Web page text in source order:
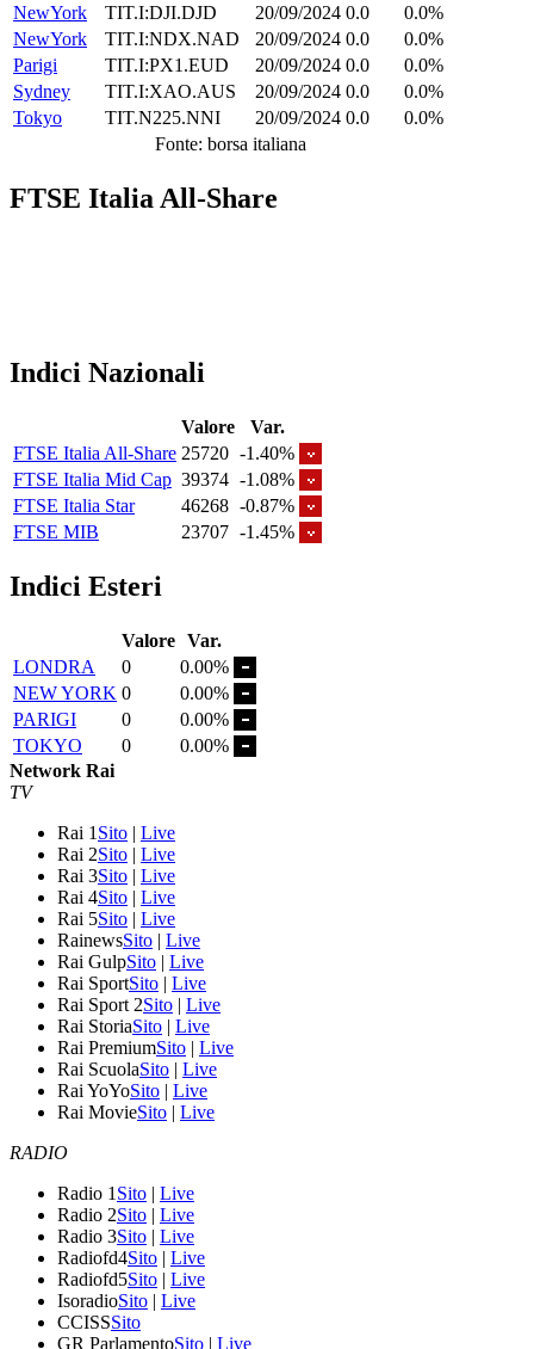
NewYork
TIT.I:DJI.DJD 20/09/2024 0.0
0.0%
NewYork
TIT.I:NDX.NAD 20/09/2024 0.0
0.0%
Parigi
TIT.I:PX1.EUD 20/09/2024 0.0
0.0%
Sydney
TIT.I:XAO.AUS 20/09/2024 0.0
0.0%
Tokyo
TIT.N225.NNI 20/09/2024 0.0
0.0%
Fonte: borsa italiana
FTSE Italia All-Share
Indici Nazionali
Valore
Var.
FTSE Italia All-Share 25720 -1.40%
FTSE Italia Mid Cap 39374 -1.08%
FTSE Italia Star
46268 -0.87%
FTSE MIB
23707 -1.45%
Indici Esteri
Valore Var.
LONDRA
0
0.00%
NEW YORK 0
0.00%
PARIGI
0
0.00%
TOKYO
0
0.00%
Network Rai
TV
Rai 1 Sito | Live
Rai 2Sito | Live
Rai 3Sito | Live
Rai 4Sito | Live
Rai 5Sito | Live
RainewsSito | Live
Rai GulpSito | Live
Rai SportSito | Live
Rai Sport 2Sito | Live
Rai StoriaSito | Live
Rai PremiumSito | Live
Rai ScuolaSito | Live
Rai YoYoSito | Live
Rai MovieSito | Live
RADIO
Radio 1 Sito | Live
Radio 2Sito | Live
Radio 3Sito | Live
Radiofd4Sito | Live
Radiofd5Sito | Live
IsoradioSito | Live
CCISSSito
GR ParlamentoSito | Live